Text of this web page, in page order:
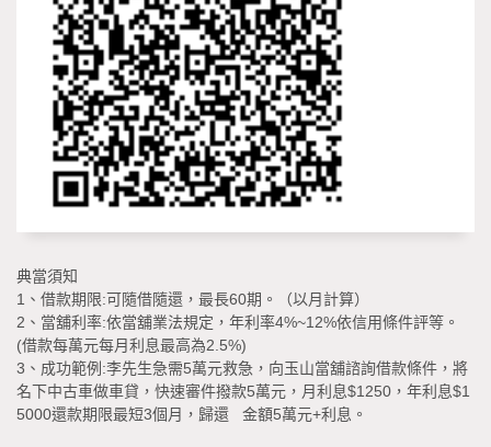
典當須知
1、借款期限:可隨借隨還，最長60期。（以月計算）
2、當舖利率:依當舖業法規定，年利率4%~12%依信用條件評等。
(借款每萬元每月利息最高為2.5%)
3、成功範例:李先生急需5萬元救急，向玉山當舖諮詢借款條件，將
名下中古車做車貸，快速審件撥款5萬元，月利息$1250，年利息$1
5000還款期限最短3個月，歸還 金額5萬元+利息。